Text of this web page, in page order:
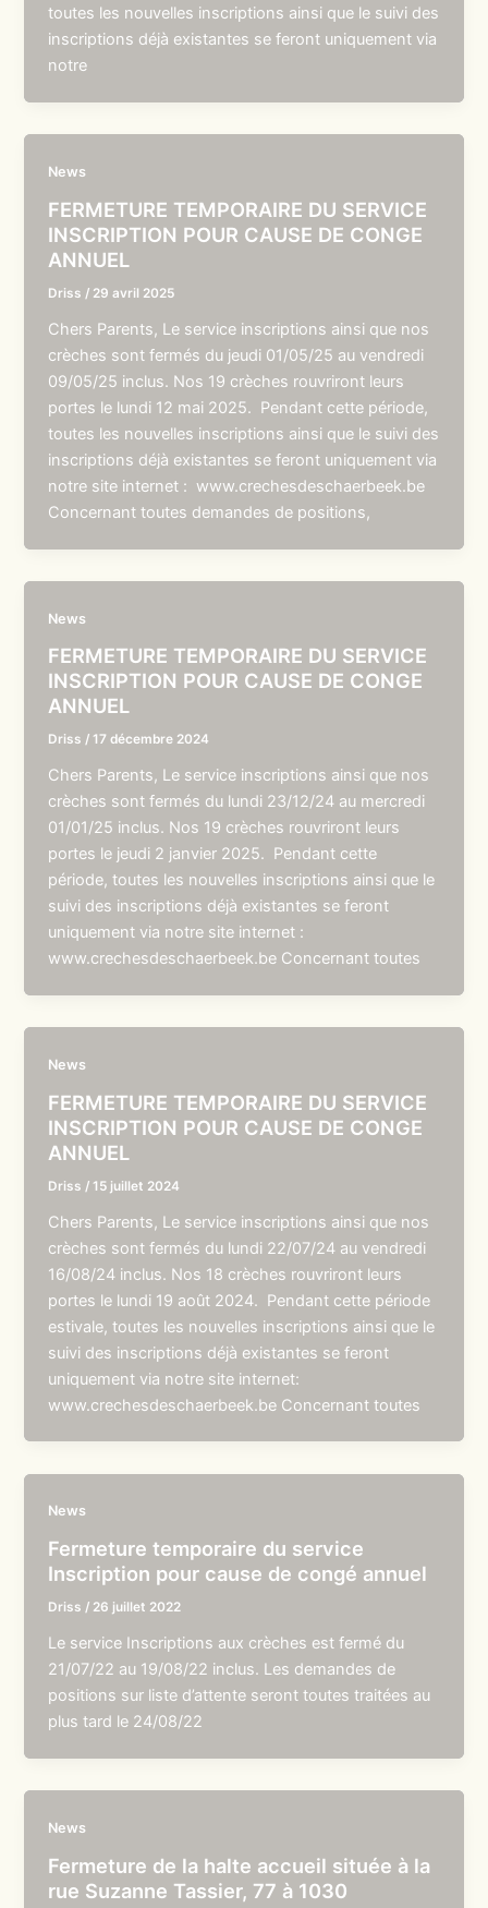
toutes les nouvelles inscriptions ainsi que le suivi des
inscriptions déjà existantes se feront uniquement via
notre
News
FERMETURE TEMPORAIRE DU SERVICE
INSCRIPTION POUR CAUSE DE CONGE
ANNUEL
Driss / 29 avril 2025
Chers Parents, Le service inscriptions ainsi que nos
crèches sont fermés du jeudi 01/05/25 au vendredi
09/05/25 inclus. Nos 19 crèches rouvriront leurs
portes le lundi 12 mai 2025. Pendant cette période,
toutes les nouvelles inscriptions ainsi que le suivi des
inscriptions déjà existantes se feront uniquement via
notre site internet : www.crechesdeschaerbeek.be
Concernant toutes demandes de positions,
News
FERMETURE TEMPORAIRE DU SERVICE
INSCRIPTION POUR CAUSE DE CONGE
ANNUEL
Driss /17 décembre 2024
Chers Parents, Le service inscriptions ainsi que nos
crèches sont fermés du lundi 23/12/24 au mercredi
01/01/25 inclus. Nos 19 crèches rouvriront leurs
portes le jeudi 2 janvier 2025. Pendant cette
période, toutes les nouvelles inscriptions ainsi que le
suivi des inscriptions déjà existantes se feront
uniquement via notre site internet :
www.crechesdeschaerbeek.be Concernant toutes
News
FERMETURE TEMPORAIRE DU SERVICE
INSCRIPTION POUR CAUSE DE CONGE
ANNUEL
Driss /15 juillet 2024
Chers Parents, Le service inscriptions ainsi que nos
crèches sont fermés du lundi 22/07/24 au vendredi
16/08/24 inclus. Nos 18 crèches rouvriront leurs
portes le lundi 19 août 2024. Pendant cette période
estivale, toutes les nouvelles inscriptions ainsi que le
suivi des inscriptions déjà existantes se feront
uniquement via notre site internet:
www.crechesdeschaerbeek.be Concernant toutes
News
Fermeture temporaire du service
Inscription pour cause de congé annuel
Driss / 26 juillet 2022
Le service Inscriptions aux crèches est fermé du
21/07/22 au 19/08/22 inclus. Les demandes de
positions sur liste d’attente seront toutes traitées au
plus tard le 24/08/22
News
Fermeture de la halte accueil située à la
rue Suzanne Tassier, 77 à 1030